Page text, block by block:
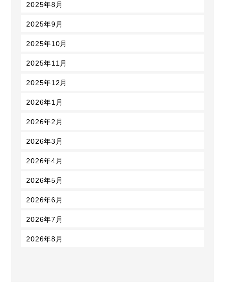
2025年8月
2025年9月
2025年10月
2025年11月
2025年12月
2026年1月
2026年2月
2026年3月
2026年4月
2026年5月
2026年6月
2026年7月
2026年8月